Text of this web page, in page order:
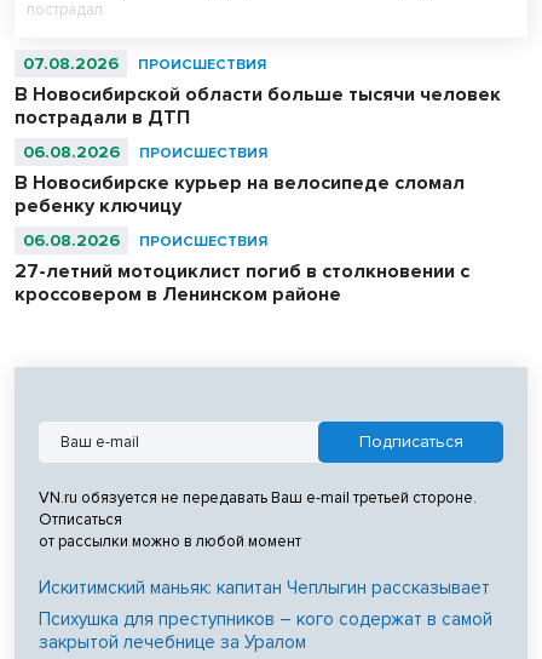
пострадал.
07.08.2026 ПРОИСШЕСТВИЯ
В Новосибирской области больше тысячи человек
пострадали в ДТП
06.08.2026 ПРОИСШЕСТВИЯ
В Новосибирске курьер на велосипеде сломал
ребенку ключицу
06.08.2026 ПРОИСШЕСТВИЯ
27-летний мотоциклист погиб в столкновении с
кроссовером в Ленинском районе
VN.ru обязуется не передавать Ваш e-mail третьей стороне.
Отписаться
от рассылки можно в любой момент
Искитимский маньяк: капитан Чеплыгин рассказывает
Психушка для преступников – кого содержат в самой
закрытой лечебнице за Уралом